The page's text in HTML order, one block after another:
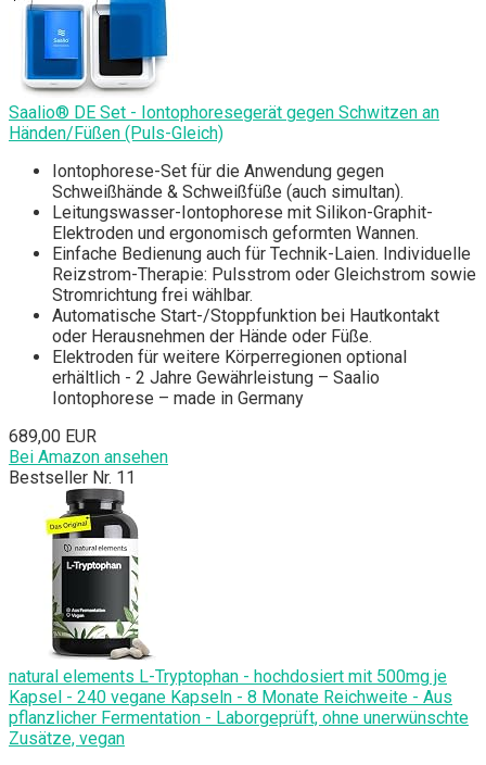
Saalio® DE Set - Iontophoresegerät gegen Schwitzen an
Händen/Füßen (Puls-Gleich)
Iontophorese-Set für die Anwendung gegen
Schweißhände & Schweißfüße (auch simultan).
Leitungswasser-Iontophorese mit Silikon-Graphit-
Elektroden und ergonomisch geformten Wannen.
Einfache Bedienung auch für Technik-Laien. Individuelle
Reizstrom-Therapie: Pulsstrom oder Gleichstrom sowie
Stromrichtung frei wählbar.
Automatische Start-/Stoppfunktion bei Hautkontakt
oder Herausnehmen der Hände oder Füße.
Elektroden für weitere Körperregionen optional
erhältlich - 2 Jahre Gewährleistung – Saalio
Iontophorese – made in Germany
689,00 EUR
Bei Amazon ansehen
Bestseller Nr. 11
natural elements L-Tryptophan - hochdosiert mit 500mg je
Kapsel - 240 vegane Kapseln - 8 Monate Reichweite - Aus
pflanzlicher Fermentation - Laborgeprüft, ohne unerwünschte
Zusätze, vegan